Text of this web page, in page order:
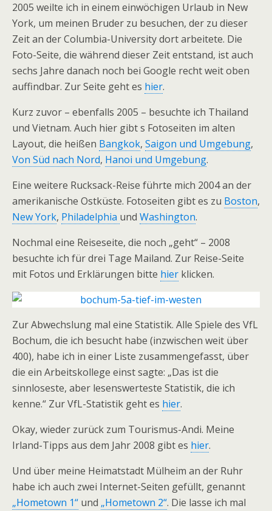
2005 weilte ich in einem einwöchigen Urlaub in New
York, um meinen Bruder zu besuchen, der zu dieser
Zeit an der Columbia-University dort arbeitete. Die
Foto-Seite, die während dieser Zeit entstand, ist auch
sechs Jahre danach noch bei Google recht weit oben
auffindbar. Zur Seite geht es hier.
Kurz zuvor – ebenfalls 2005 – besuchte ich Thailand
und Vietnam. Auch hier gibt s Fotoseiten im alten
Layout, die heißen Bangkok, Saigon und Umgebung,
Von Süd nach Nord, Hanoi und Umgebung.
Eine weitere Rucksack-Reise führte mich 2004 an der
amerikanische Ostküste. Fotoseiten gibt es zu Boston,
New York, Philadelphia und Washington.
Nochmal eine Reiseseite, die noch „geht“ – 2008
besuchte ich für drei Tage Mailand. Zur Reise-Seite
mit Fotos und Erklärungen bitte hier klicken.
Zur Abwechslung mal eine Statistik. Alle Spiele des VfL
Bochum, die ich besucht habe (inzwischen weit über
400), habe ich in einer Liste zusammengefasst, über
die ein Arbeitskollege einst sagte: „Das ist die
sinnloseste, aber lesenswerteste Statistik, die ich
kenne.“ Zur VfL-Statistik geht es hier.
Okay, wieder zurück zum Tourismus-Andi. Meine
Irland-Tipps aus dem Jahr 2008 gibt es hier.
Und über meine Heimatstadt Mülheim an der Ruhr
habe ich auch zwei Internet-Seiten gefüllt, genannt
„Hometown 1“ und „Hometown 2“. Die lasse ich mal